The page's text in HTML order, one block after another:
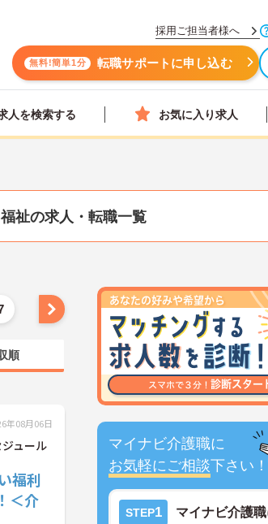
採用ご担当者様へ
無料!簡単1分 転職サポートに申し込む
人を検索する お気に入り求人
祉の求人・転職一覧
マイナビ介護職に
お気軽にご相談下さい！
STEP1 マイナビ介護
順
年08月06日
ュール
福利
＜介